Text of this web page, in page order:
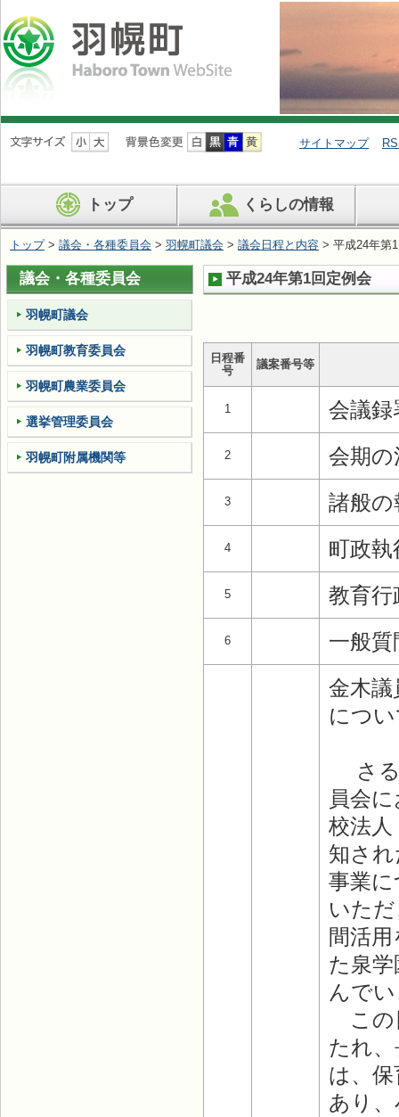
ナ
ビ
ン
を
ば
す
サイトマップ
トップ くらしの情報
トップ> 議会・各種委員会 > 羽幌町議会 > 議会日程と内容 > 平成24年第
平成24年第1回定例会
日程番
号
議案番号等
1 会議録
2 会期の
3 諸般の
4 町政執
5 教育行
6
一般質
金木
につ
さる
員会
校法
知さ
事業
いた
間活
た泉
んで
この
たれ
は、
あり
議会・各種委員会
羽幌町議会
羽幌町教育委員会
羽幌町農業委員会
選挙管理委員会
羽幌町附属機関等